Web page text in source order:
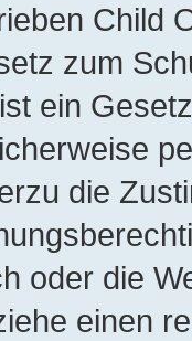
Child
zum
ein
die
oder die
einen